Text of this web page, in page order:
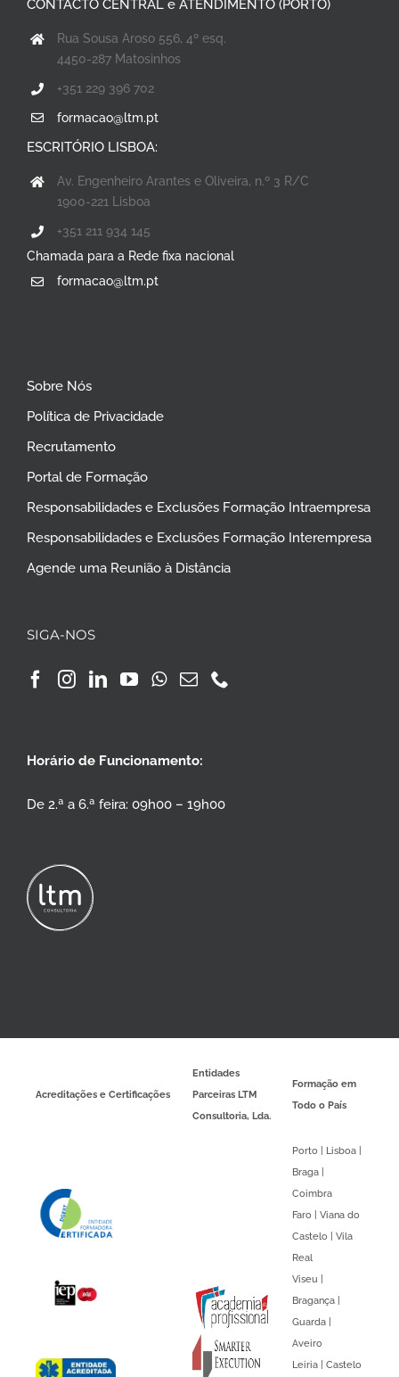
CONTACTO CENTRAL e ATENDIMENTO (PORTO)
Rua Sousa Aroso 556, 4º esq.
4450-287 Matosinhos
+351 229 396 702
formacao@ltm.pt
ESCRITÓRIO LISBOA:
Av. Engenheiro Arantes e Oliveira, n.º 3 R/C
1900-221 Lisboa
+351 211 934 145
Chamada para a Rede fixa nacional
formacao@ltm.pt
Sobre Nós
Política de Privacidade
Recrutamento
Portal de Formação
Responsabilidades e Exclusões Formação Intraempresa
Responsabilidades e Exclusões Formação Interempresa
Agende uma Reunião à Distância
SIGA-NOS
Horário de Funcionamento:
De 2.ª a 6.ª feira: 09h00 – 19h00
Acreditações e Certificações
Entidades
Parceiras LTM
Consultoria, Lda.
Formação em
Todo o País
Porto | Lisboa |
Braga |
Coimbra
Faro | Viana do
Castelo | Vila
Real
Viseu |
Bragança |
Guarda |
Aveiro
Leiria | Castelo